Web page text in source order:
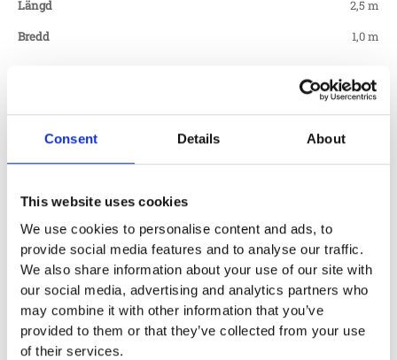
Consent Details About
This website uses cookies
We use cookies to personalise content and ads, to
provide social media features and to analyse our traffic.
We also share information about your use of our site with
our social media, advertising and analytics partners who
may combine it with other information that you’ve
provided to them or that they’ve collected from your use
of their services.
Längd
2,5 m
Bredd
1,0 m
Produktens utseende kan avvika mot de bilder som visas
Tillbehör